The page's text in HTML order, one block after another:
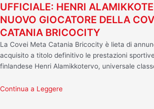
UFFICIALE: HENRI
NUOVO GIOCATORE DELLA
CATANIA BRICOCITY
La Covei Meta Catania Bricocity è lieta di
acquisito a titolo definitivo le prestazioni
finlandese Henri Alamikkotervo, universale
Continua a Leggere